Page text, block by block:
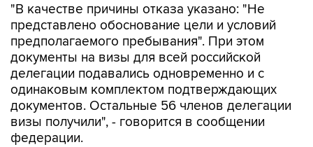
"В качестве причины отказа указано: "Не
представлено обоснование цели и условий
предполагаемого пребывания". При этом
документы на визы для всей российской
делегации подавались одновременно и с
одинаковым комплектом подтверждающих
документов. Остальные 56 членов делегации
визы получили", - говорится в сообщении
федерации.